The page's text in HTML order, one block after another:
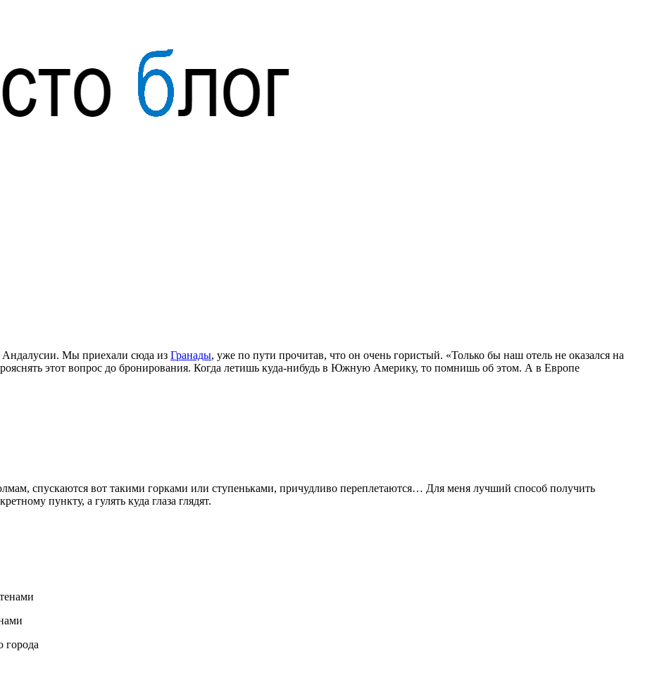
Мы приехали сюда из Гранады, уже по пути прочитав, что он очень гористый. «Только бы наш отель не оказался на
этот вопрос до бронирования. Когда летишь куда-нибудь в Южную Америку, то помнишь об этом. А в Европе
спускаются вот такими горками или ступеньками, причудливо переплетаются… Для меня лучший способ получить
пункту, а гулять куда глаза глядят.